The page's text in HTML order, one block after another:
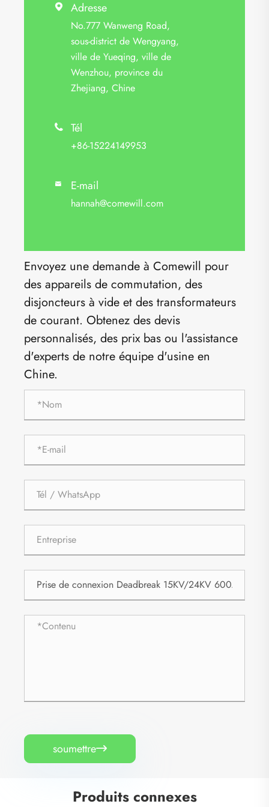
 Adresse
No.777 Wanweng Road,
sous-district de Wengyang,
ville de Yueqing, ville de
Wenzhou, province du
Zhejiang, Chine
 Tél
+86-15224149953
 E-mail
hannah@comewill.com
Envoyez une demande à Comewill pour
des appareils de commutation, des
disjoncteurs à vide et des transformateurs
de courant. Obtenez des devis
personnalisés, des prix bas ou l'assistance
d'experts de notre équipe d'usine en
Chine.
soumettre
Produits connexes